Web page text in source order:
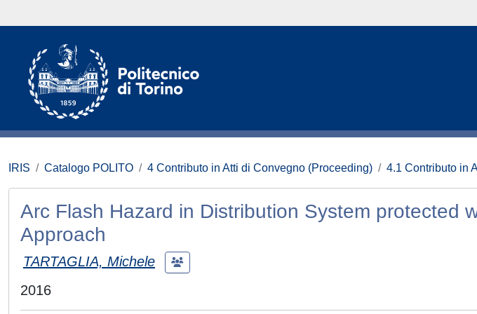
IRIS Catalogo POLITO 4 Contributo in Atti di Convegno (Proceeding) 4.1 Contributo in
Arc Flash Hazard in Distribution System protected
Approach
TARTAGLIA, Michele
2016